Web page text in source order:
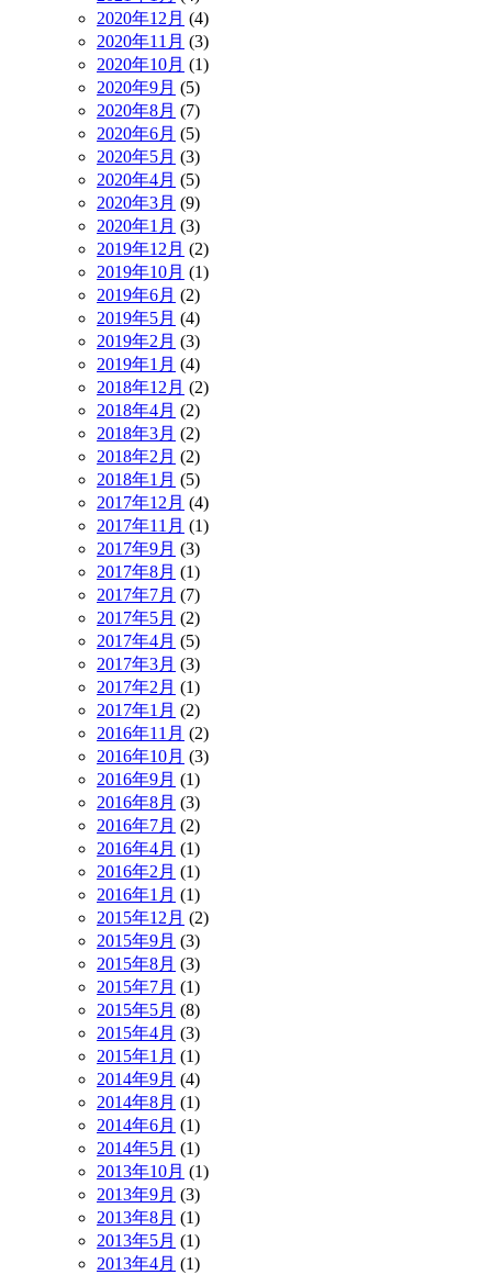
2020年12月 (4)
2020年11月 (3)
2020年10月 (1)
2020年9月 (5)
2020年8月 (7)
2020年6月 (5)
2020年5月 (3)
2020年4月 (5)
2020年3月 (9)
2020年1月 (3)
2019年12月 (2)
2019年10月 (1)
2019年6月 (2)
2019年5月 (4)
2019年2月 (3)
2019年1月 (4)
2018年12月 (2)
2018年4月 (2)
2018年3月 (2)
2018年2月 (2)
2018年1月 (5)
2017年12月 (4)
2017年11月 (1)
2017年9月 (3)
2017年8月 (1)
2017年7月 (7)
2017年5月 (2)
2017年4月 (5)
2017年3月 (3)
2017年2月 (1)
2017年1月 (2)
2016年11月 (2)
2016年10月 (3)
2016年9月 (1)
2016年8月 (3)
2016年7月 (2)
2016年4月 (1)
2016年2月 (1)
2016年1月 (1)
2015年12月 (2)
2015年9月 (3)
2015年8月 (3)
2015年7月 (1)
2015年5月 (8)
2015年4月 (3)
2015年1月 (1)
2014年9月 (4)
2014年8月 (1)
2014年6月 (1)
2014年5月 (1)
2013年10月 (1)
2013年9月 (3)
2013年8月 (1)
2013年5月 (1)
2013年4月 (1)